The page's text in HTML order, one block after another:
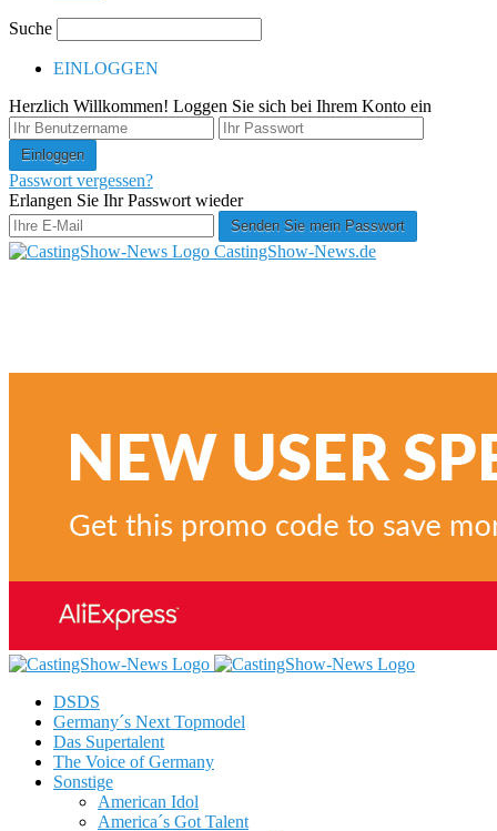
Suche
Passwort vergessen?
Erlangen Sie Ihr Passwort wieder
CastingShow-News.de